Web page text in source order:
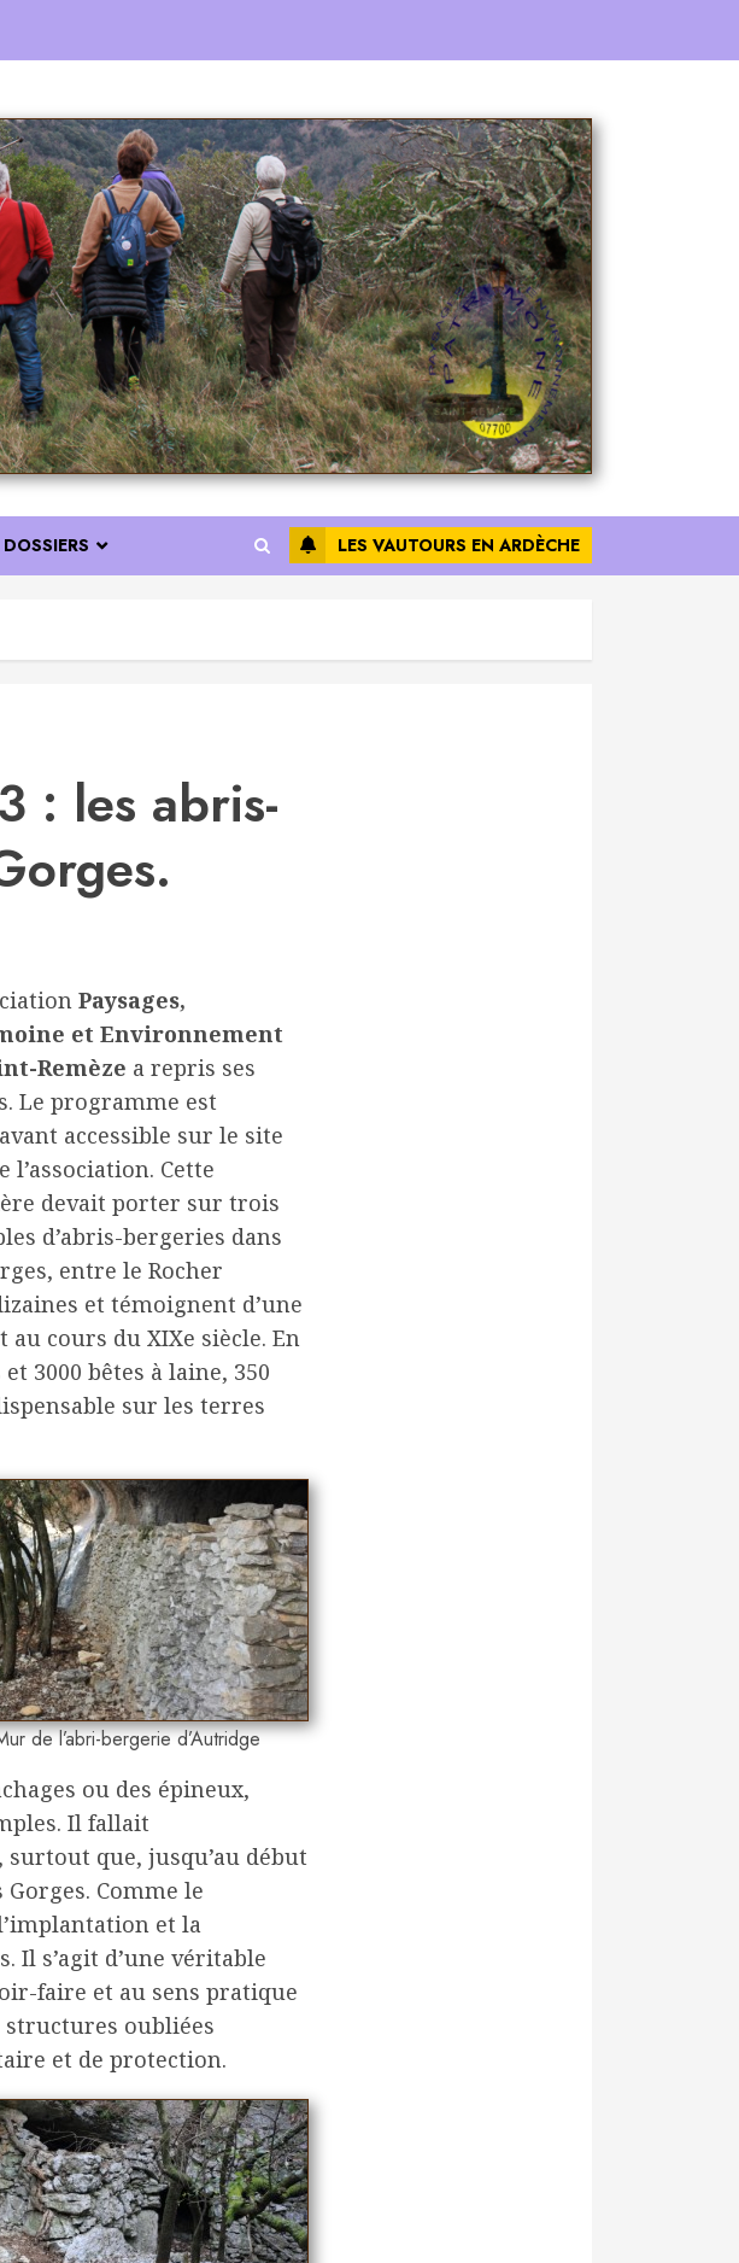
DOSSIERS LES VAUTOURS EN ARDÈCHE
: les abris-
Paysages,
et Environnement
Remèze a repris ses
Le programme est
accessible sur le site
l’association. Cette
devait porter sur trois
d’abris-bergeries dans
entre le Rocher
et témoignent d’une
cours du XIXe siècle. En
3000 bêtes à laine, 350
sur les terres
de l’abri-bergerie d’Autridge
ou des épineux,
Il fallait
que, jusqu’au début
Comme le
et la
Il s’agit d’une véritable
faire et au sens pratique
structures oubliées
et de protection.